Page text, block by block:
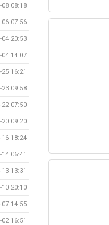
08 08:18
06 07:56
04 20:53
04 14:07
25 16:21
23 09:58
22 07:50
20 09:20
16 18:24
14 06:41
13 13:31
10 20:10
07 14:55
02 16:51